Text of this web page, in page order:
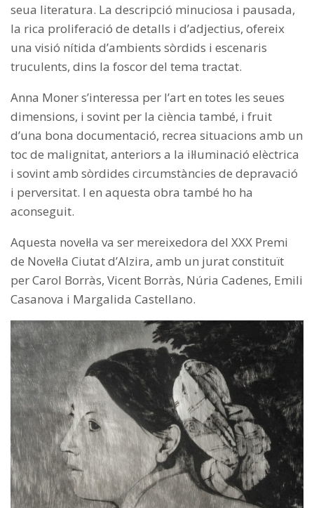
seua literatura. La descripció minuciosa i pausada,
la rica proliferació de detalls i d’adjectius, ofereix
una visió nítida d’ambients sòrdids i escenaris
truculents, dins la foscor del tema tractat.
Anna Moner s’interessa per l’art en totes les seues
dimensions, i sovint per la ciència també, i fruit
d’una bona documentació, recrea situacions amb un
toc de malignitat, anteriors a la il·luminació elèctrica
i sovint amb sòrdides circumstàncies de depravació
i perversitat. I en aquesta obra també ho ha
aconseguit.
Aquesta novel·la va ser mereixedora del XXX Premi
de Novel·la Ciutat d’Alzira, amb un jurat constituït
per Carol Borràs, Vicent Borràs, Núria Cadenes, Emili
Casanova i Margalida Castellano.